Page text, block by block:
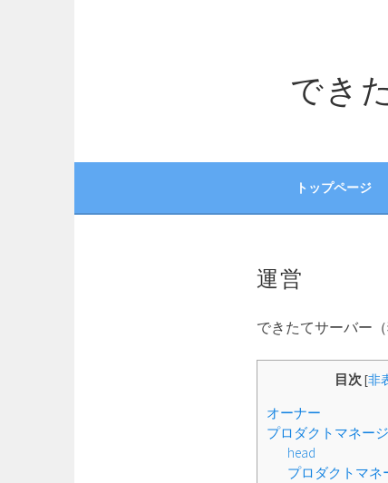
キ
でき
トップページ
運営
できたてサーバー
目次 [非
オーナー
プロダクトマネー
head
プロダクトマネ